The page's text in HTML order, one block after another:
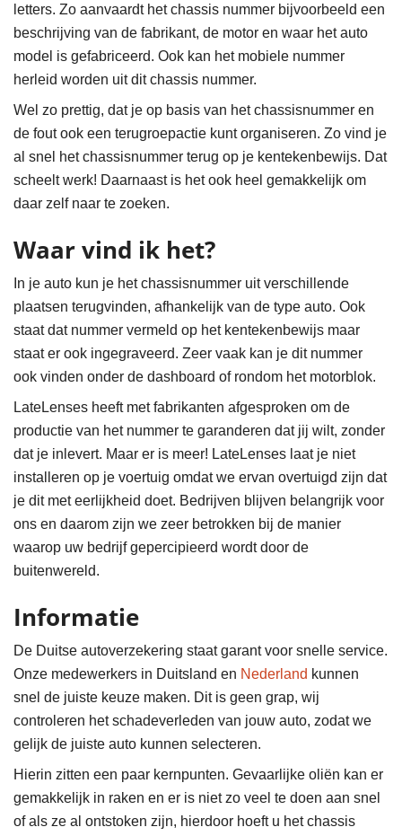
letters. Zo aanvaardt het chassis nummer bijvoorbeeld een
beschrijving van de fabrikant, de motor en waar het auto
model is gefabriceerd. Ook kan het mobiele nummer
herleid worden uit dit chassis nummer.
Wel zo prettig, dat je op basis van het chassisnummer en
de fout ook een terugroepactie kunt organiseren. Zo vind je
al snel het chassisnummer terug op je kentekenbewijs. Dat
scheelt werk! Daarnaast is het ook heel gemakkelijk om
daar zelf naar te zoeken.
Waar vind ik het?
In je auto kun je het chassisnummer uit verschillende
plaatsen terugvinden, afhankelijk van de type auto. Ook
staat dat nummer vermeld op het kentekenbewijs maar
staat er ook ingegraveerd. Zeer vaak kan je dit nummer
ook vinden onder de dashboard of rondom het motorblok.
LateLenses heeft met fabrikanten afgesproken om de
productie van het nummer te garanderen dat jij wilt, zonder
dat je inlevert. Maar er is meer! LateLenses laat je niet
installeren op je voertuig omdat we ervan overtuigd zijn dat
je dit met eerlijkheid doet. Bedrijven blijven belangrijk voor
ons en daarom zijn we zeer betrokken bij de manier
waarop uw bedrijf gepercipieerd wordt door de
buitenwereld.
Informatie
De Duitse autoverzekering staat garant voor snelle service.
Onze medewerkers in Duitsland en Nederland kunnen
snel de juiste keuze maken. Dit is geen grap, wij
controleren het schadeverleden van jouw auto, zodat we
gelijk de juiste auto kunnen selecteren.
Hierin zitten een paar kernpunten. Gevaarlijke oliën kan er
gemakkelijk in raken en er is niet zo veel te doen aan snel
of als ze al ontstoken zijn, hierdoor hoeft u het chassis